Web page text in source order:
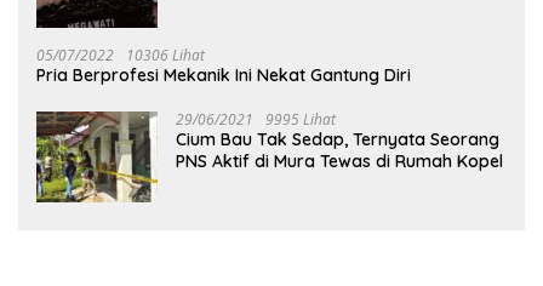
05/07/2022 10306 Lihat
Pria Berprofesi Mekanik Ini Nekat Gantung Diri
29/06/2021 9995 Lihat
Cium Bau Tak Sedap, Ternyata Seorang
PNS Aktif di Mura Tewas di Rumah Kopel